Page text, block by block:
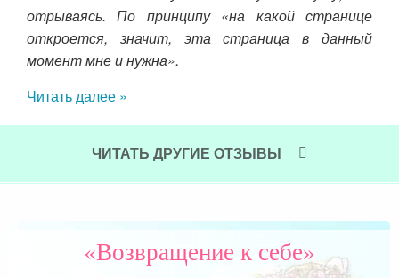
отрываясь. По принципу «на какой странице
откроется, значит, эта страница в данный
момент мне и нужна».
Читать далее »
ЧИТАТЬ ДРУГИЕ ОТЗЫВЫ
«Возвращение к себе»